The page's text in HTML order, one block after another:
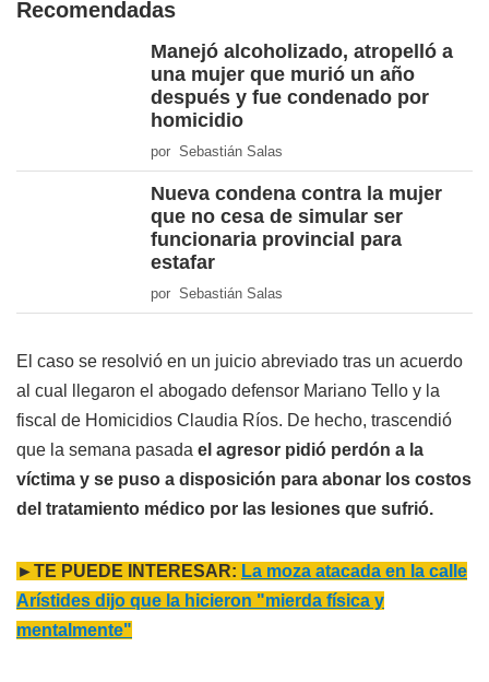
Recomendadas
Manejó alcoholizado, atropelló a
una mujer que murió un año
después y fue condenado por
homicidio
por Sebastián Salas
Nueva condena contra la mujer
que no cesa de simular ser
funcionaria provincial para
estafar
por Sebastián Salas
El caso se resolvió en un juicio abreviado tras un acuerdo
al cual llegaron el abogado defensor Mariano Tello y la
fiscal de Homicidios Claudia Ríos. De hecho, trascendió
que la semana pasada el agresor pidió perdón a la
víctima y se puso a disposición para abonar los costos
del tratamiento médico por las lesiones que sufrió.
►TE PUEDE INTERESAR: La moza atacada en la calle
Arístides dijo que la hicieron "mierda física y
mentalmente"